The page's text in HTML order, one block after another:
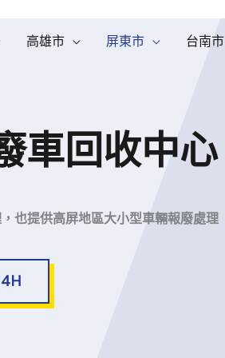
高雄市 屏東市 台南市
車回收中心
也提供高屏地區大小型車輛報廢處理